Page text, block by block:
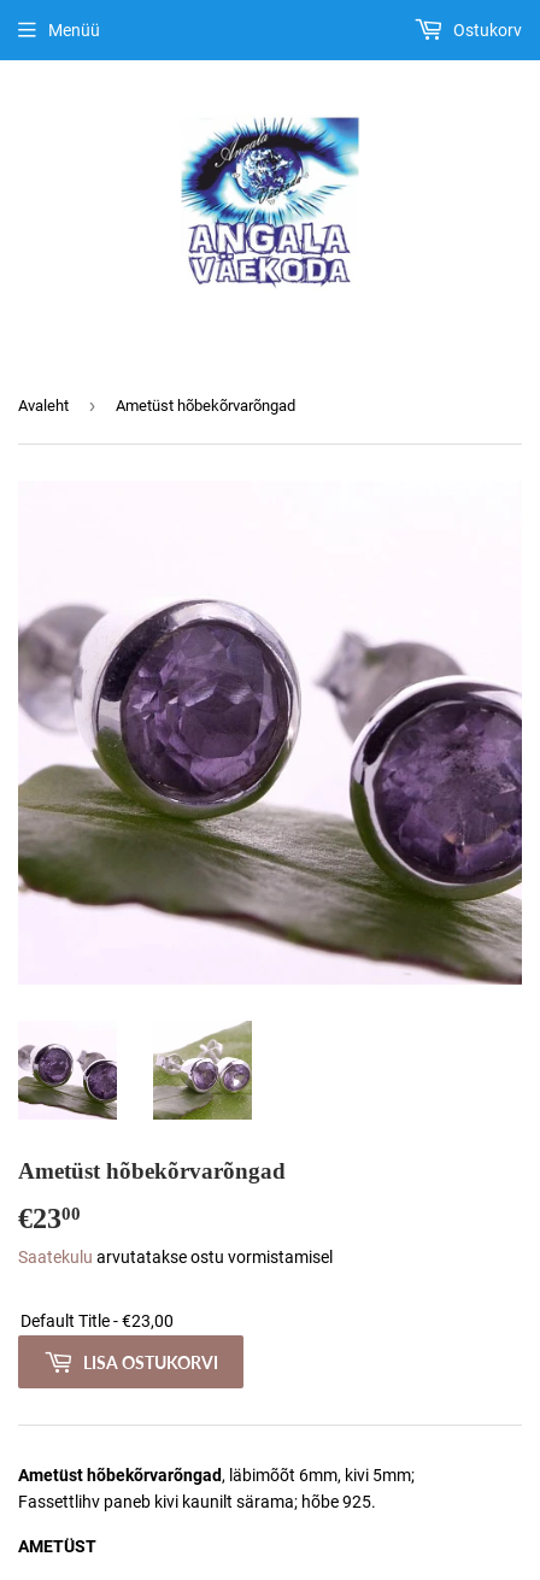
Menüü Ostukorv
Avaleht › Ametüst hõbekõrvarõngad
Ametüst hõbekõrvarõngad
€2300
Saatekulu arvutatakse ostu vormistamisel
LISA OSTUKORVI
Ametüst hõbekõrvarõngad, läbimõõt 6mm, kivi 5mm;
Fassettlihv paneb kivi kaunilt särama; hõbe 925.
AMETÜST